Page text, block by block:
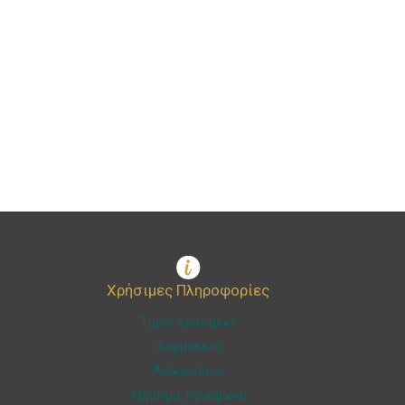
Χρήσιμες Πληροφορίες
Τιμές Καυσίμων
Φαρμακεία
Λεωφορεία
Χρήσιμα Τηλέφωνα